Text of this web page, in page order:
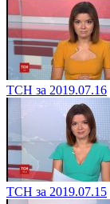
ТСН за 2019.07.16
ТСН за 2019.07.15